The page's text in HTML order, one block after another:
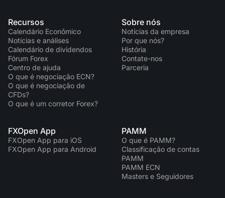
Recursos
Calendário Econômico
Notícias e análises
Calendário de dividendos
Fórum Forex
Centro de ajuda
O que é negociação ECN?
O que é negociação de
CFDs?
O que é um corretor Forex?
Sobre nós
Notícias da empresa
Por que nós?
História
Contate-nos
Parceria
FXOpen App
FXOpen App para iOS
FXOpen App para Android
PAMM
O que é PAMM?
Classificação de contas
PAMM
PAMM ECN
Masters e Seguidores